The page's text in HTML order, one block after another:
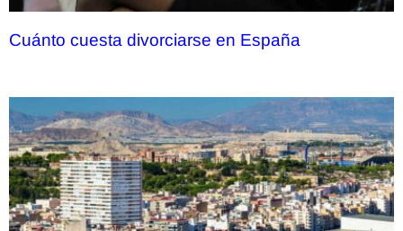
Cuánto cuesta divorciarse en España